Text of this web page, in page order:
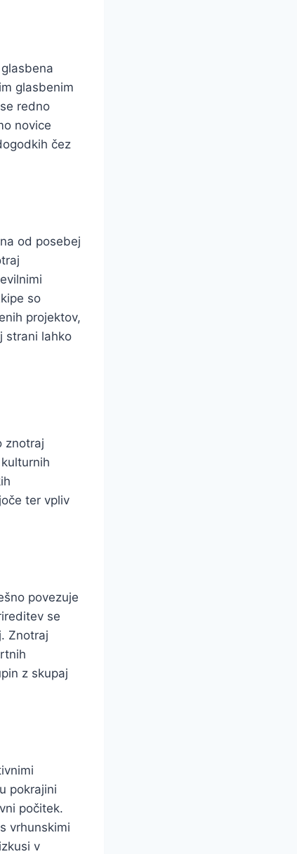
glasbenim
redno
novice
čez
od posebej
so
projektov,
strani lahko
znotraj
ter vpliv
povezuje
se
Znotraj
z skupaj
pokrajini
počitek.
vrhunskimi
v